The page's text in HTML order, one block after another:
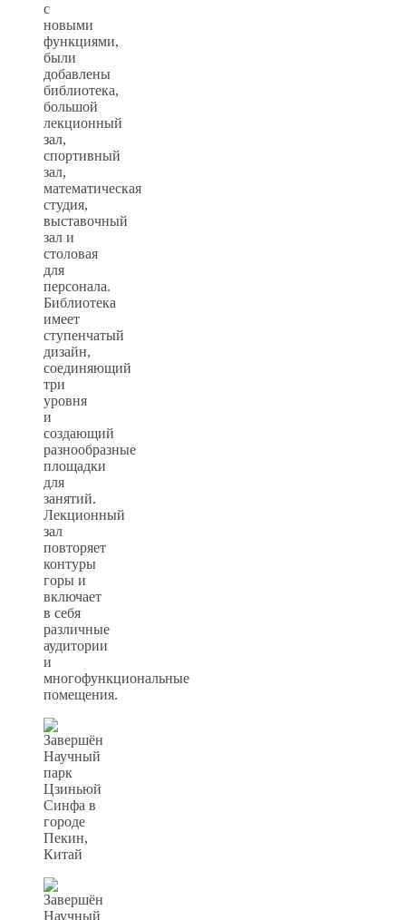
с
новыми
функциями,
были
добавлены
библиотека,
большой
лекционный
зал,
спортивный
зал,
математическая
студия,
выставочный
зал и
столовая
для
персонала.
Библиотека
имеет
ступенчатый
дизайн,
соединяющий
три
уровня
и
создающий
разнообразные
площадки
для
занятий.
Лекционный
зал
повторяет
контуры
горы и
включает
в себя
различные
аудитории
и
многофункциональные
помещения.